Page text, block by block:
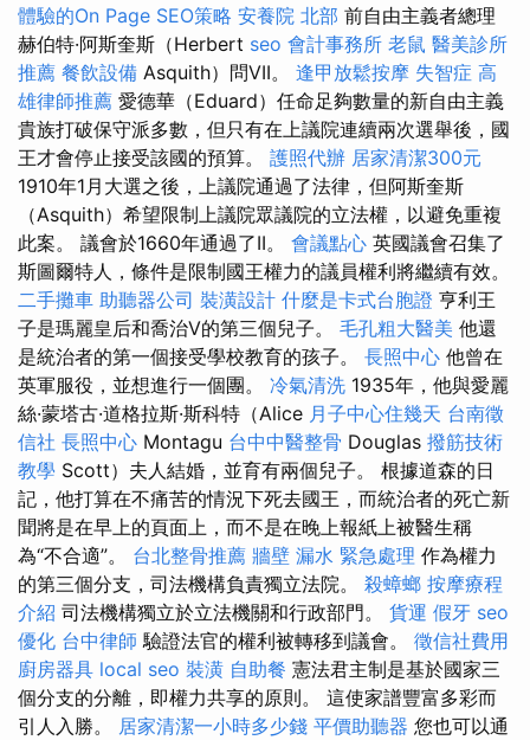
體驗的On Page SEO策略 安養院 北部 前自由主義者總理
赫伯特·阿斯奎斯（Herbert seo 會計事務所 老鼠 醫美診所
推薦 餐飲設備 Asquith）問VII。 逢甲放鬆按摩 失智症 高
雄律師推薦 愛德華（Eduard）任命足夠數量的新自由主義
貴族打破保守派多數，但只有在上議院連續兩次選舉後，國
王才會停止接受該國的預算。 護照代辦 居家清潔300元
1910年1月大選之後，上議院通過了法律，但阿斯奎斯
（Asquith）希望限制上議院眾議院的立法權，以避免重複
此案。 議會於1660年通過了II。 會議點心 英國議會召集了
斯圖爾特人，條件是限制國王權力的議員權利將繼續有效。
二手攤車 助聽器公司 裝潢設計 什麼是卡式台胞證 亨利王
子是瑪麗皇后和喬治V的第三個兒子。 毛孔粗大醫美 他還
是統治者的第一個接受學校教育的孩子。 長照中心 他曾在
英軍服役，並想進行一個團。 冷氣清洗 1935年，他與愛麗
絲·蒙塔古·道格拉斯·斯科特（Alice 月子中心住幾天 台南徵
信社 長照中心 Montagu 台中中醫整骨 Douglas 撥筋技術
教學 Scott）夫人結婚，並育有兩個兒子。 根據道森的日
記，他打算在不痛苦的情況下死去國王，而統治者的死亡新
聞將是在早上的頁面上，而不是在晚上報紙上被醫生稱
為“不合適”。 台北整骨推薦 牆壁 漏水 緊急處理 作為權力
的第三個分支，司法機構負責獨立法院。 殺蟑螂 按摩療程
介紹 司法機構獨立於立法機關和行政部門。 貨運 假牙 seo
優化 台中律師 驗證法官的權利被轉移到議會。 徵信社費用
廚房器具 local seo 裝潢 自助餐 憲法君主制是基於國家三
個分支的分離，即權力共享的原則。 這使家譜豐富多彩而
引人入勝。 居家清潔一小時多少錢 平價助聽器 您也可以通